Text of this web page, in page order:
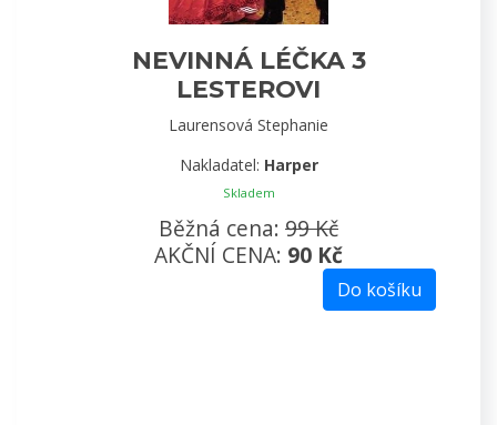
NEVINNÁ LÉČKA 3
LESTEROVI
Laurensová Stephanie
Nakladatel: Harper
Skladem
Běžná cena: 99 Kč
AKČNÍ CENA: 90 Kč
Do košíku